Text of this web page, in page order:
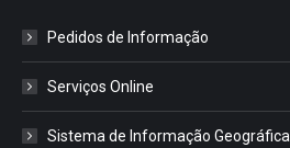
Pedidos de Informação
Serviços Online
Sistema de Informação Geográfica